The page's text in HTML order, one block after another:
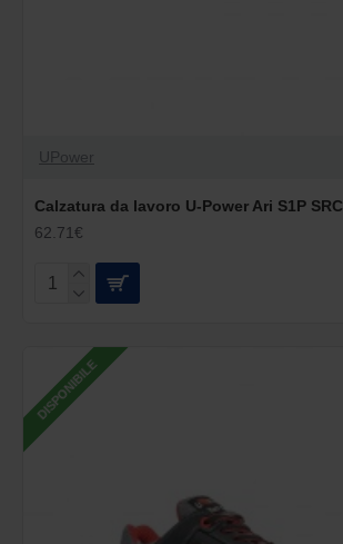
UPower
Calzatura da lavoro U-Power Ari S1P SRC
62.71€
DISPONIBILE